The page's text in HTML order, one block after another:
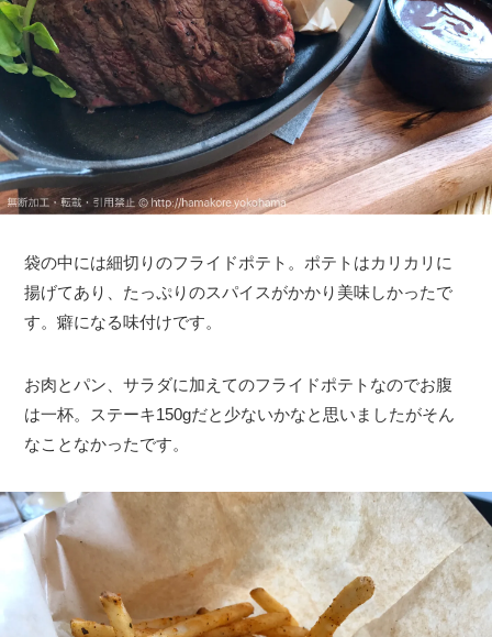
袋の中には細切りのフライドポテト。ポテトはカリカリに
揚げてあり、たっぷりのスパイスがかかり美味しかったで
す。癖になる味付けです。
お肉とパン、サラダに加えてのフライドポテトなのでお腹
は一杯。ステーキ150gだと少ないかなと思いましたがそん
なことなかったです。